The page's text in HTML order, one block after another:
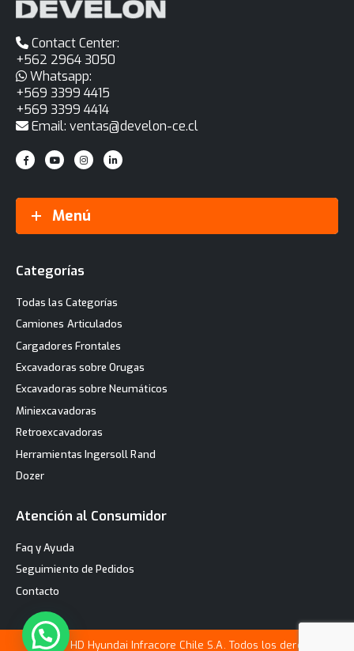
Contact Center:
+562 2964 3050
Whatsapp:
+569 3399 4415
+569 3399 4414
Email: ventas@develon-ce.cl
Menú
Categorías
Todas las Categorías
Camiones Articulados
Cargadores Frontales
Excavadoras sobre Orugas
Excavadoras sobre Neumáticos
Miniexcavadoras
Retroexcavadoras
Herramientas Ingersoll Rand
Dozer
Atención al Consumidor
Faq y Ayuda
Seguimiento de Pedidos
Contacto
© 2025 HD Hyundai Infracore Chile S.A. Todos los derechos